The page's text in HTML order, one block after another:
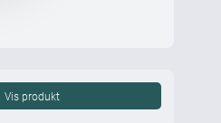
Vis produkt